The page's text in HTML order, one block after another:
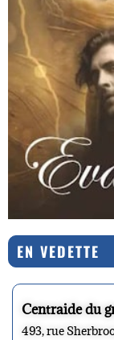
EN VEDETTE
Centraide du
493, rue